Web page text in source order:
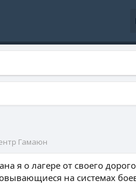
Гамаюн
я о лагере от своего
на системах